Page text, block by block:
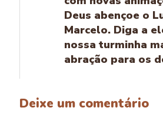
Deus abençoe o
Marcelo. Diga a
nossa turminha
abração para os
Deixe um comentário